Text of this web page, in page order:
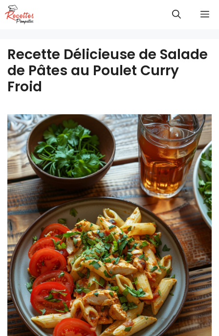
Aller
au
Recette Délicieuse de Salade
de Pâtes au Poulet Curry
Froid